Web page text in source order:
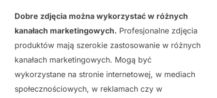
Dobre zdjęcia można wykorzystać w różnych
kanałach marketingowych. Profesjonalne zdjęcia
produktów mają szerokie zastosowanie w różnych
kanałach marketingowych. Mogą być
wykorzystane na stronie internetowej, w mediach
społecznościowych, w reklamach czy w